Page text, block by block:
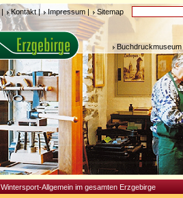
| Kontakt | Impressum | Sitemap
Wintersport-Allgemein im gesamten Erzgebirge